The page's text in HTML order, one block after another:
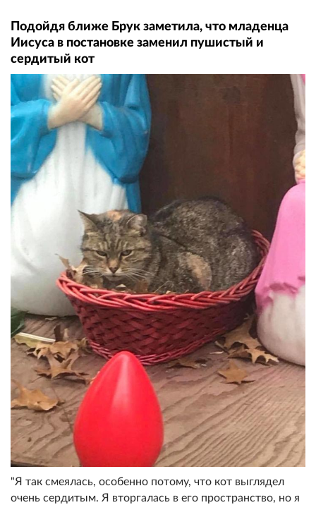
Подойдя ближе Брук заметила, что младенца
Иисуса в постановке заменил пушистый и
сердитый кот
"Я так смеялась, особенно потому, что кот выглядел
очень сердитым. Я вторгалась в его пространство, но я